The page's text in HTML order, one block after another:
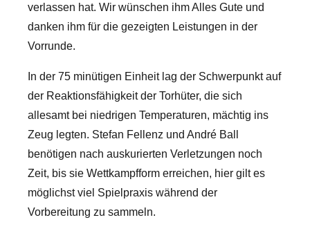
verlassen hat. Wir wünschen ihm Alles Gute und
danken ihm für die gezeigten Leistungen in der
Vorrunde.
In der 75 minütigen Einheit lag der Schwerpunkt auf
der Reaktionsfähigkeit der Torhüter, die sich
allesamt bei niedrigen Temperaturen, mächtig ins
Zeug legten. Stefan Fellenz und André Ball
benötigen nach auskurierten Verletzungen noch
Zeit, bis sie Wettkampfform erreichen, hier gilt es
möglichst viel Spielpraxis während der
Vorbereitung zu sammeln.